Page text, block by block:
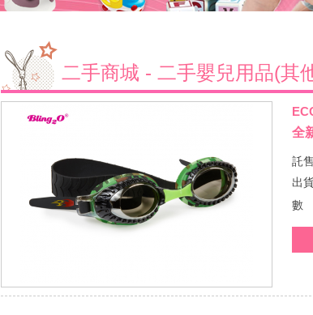
二手商城 - 二手嬰兒用品(其
全
託
出
數